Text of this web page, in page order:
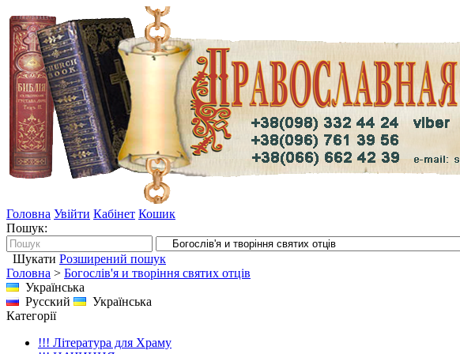
Головна Увійти Кабінет Кошик
Пошук:
Шукати Розширений пошук
Головна > Богослів'я и творіння святих отців
Українська
Русский
Українська
Категорії
!!! Література для Храму